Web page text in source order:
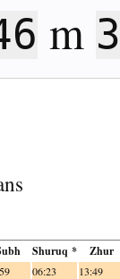
m
Shuruq * Zhur
06:23 13:49